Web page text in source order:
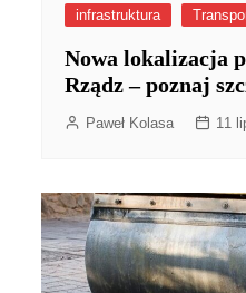
infrastruktura
Nowa lokalizacja
Rządz – poznaj
Paweł Kolasa 11